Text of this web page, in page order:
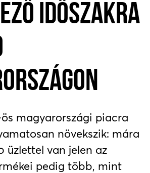
IDŐSZAKRA
ös magyarországi piacra
növekszik: mára
üzlettel van jelen az
pedig több, mint